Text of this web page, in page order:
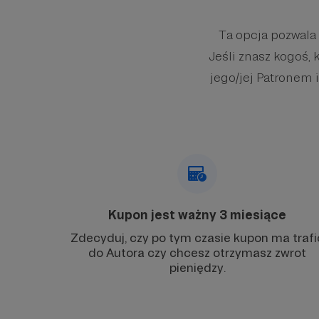
Ta opcja
Jeśli znasz kogoś,
jego/jej Patronem
Kupon jest ważny 3 miesiące
Zdecyduj, czy po tym czasie kupon ma
do Autora czy chcesz otrzymasz zwrot
pieniędzy.